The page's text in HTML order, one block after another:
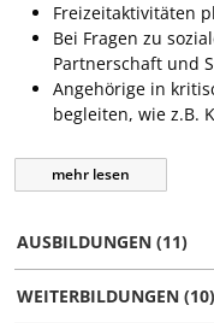
Freizeitaktivitäten
Bei Fragen zu
Partnerschaft und
Angehörige in
begleiten, wie z.B.
mehr lesen
AUSBILDUNGEN (11)
WEITERBILDUNGEN (10)